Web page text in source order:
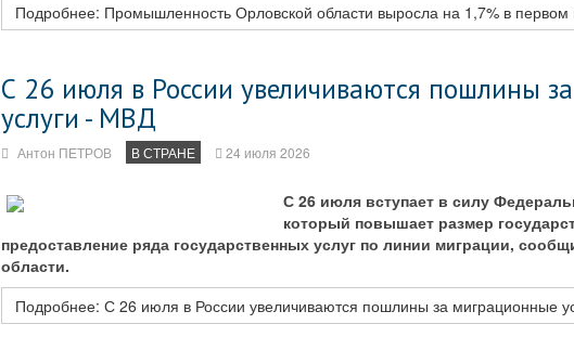
Подробнее: Промышленность Орловской области выросла на 1,7% в первом
С 26 июля в России увеличиваются пошлины
услуги - МВД
Антон ПЕТРОВ В СТРАНЕ 24 июля 2026
С 26 июля вступает в силу
который повышает размер
предоставление ряда государственных услуг по линии миграции,
области.
Подробнее: С 26 июля в России увеличиваются пошлины за миграционные